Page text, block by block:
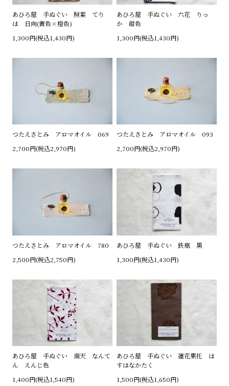
あひろ屋 手ぬぐい 照葉 てり
は 日向(黄色×橙色)
1,300円(税込1,430円)
あひろ屋 手ぬぐい 六花 りっ
か 紺色
1,300円(税込1,430円)
つたえさとみ アロマオイル 069
2,700円(税込2,970円)
つたえさとみ アロマオイル 093
2,700円(税込2,970円)
つたえさとみ アロマオイル 780
2,500円(税込2,750円)
あひろ屋 手ぬぐい 鉄瓶 黒
1,300円(税込1,430円)
あひろ屋 手ぬぐい 南天 なんて
ん えんじ色
1,400円(税込1,540円)
あひろ屋 手ぬぐい 蓮花果托 は
すはなかたく
1,500円(税込1,650円)